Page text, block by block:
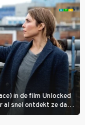
in de film Unlocked
al snel ontdekt ze dat
heeft.